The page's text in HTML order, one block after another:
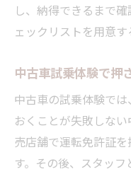
し、納得できるまで
ェックリストを用意す
中古車試乗体験で押
中古車の試乗体験で
おくことが失敗しな
売店舗で運転免許証
す。その後、スタッ